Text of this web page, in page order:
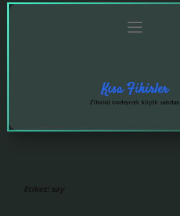
menüyü
aç
Kısa Fikirler
Zihnini tazeleyecek küçük satırlar.
Etiket: say